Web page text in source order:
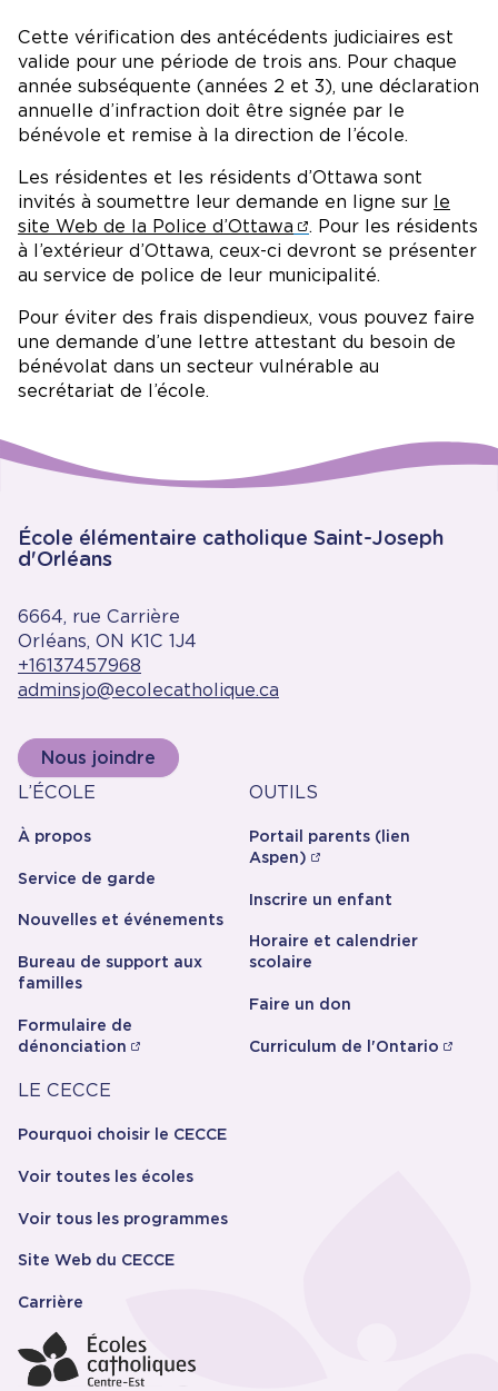
Cette vérification des antécédents judiciaires est
valide pour une période de trois ans. Pour chaque
année subséquente (années 2 et 3), une déclaration
annuelle d’infraction doit être signée par le
bénévole et remise à la direction de l’école.
Les résidentes et les résidents d’Ottawa sont
invités à soumettre leur demande en ligne sur le
site Web de la Police d’Ottawa
. Pour les résidents
à l’extérieur d’Ottawa, ceux-ci devront se présenter
au service de police de leur municipalité.
Pour éviter des frais dispendieux, vous pouvez faire
une demande d’une lettre attestant du besoin de
bénévolat dans un secteur vulnérable au
secrétariat de l’école.
École élémentaire catholique Saint-Joseph
d'Orléans
6664, rue Carrière
Orléans, ON K1C 1J4
+16137457968
adminsjo@ecolecatholique.ca
Nous joindre
À
propos
L’ÉCOLE
À propos
Service de garde
Nouvelles et événements
Bureau de support aux
familles
Formulaire de
dénonciation
Outils
OUTILS
Portail parents (lien
Aspen)
Inscrire un enfant
Horaire et calendrier
scolaire
Faire un don
Curriculum de l'Ontario
Carrière
LE CECCE
Pourquoi choisir le CECCE
Voir toutes les écoles
Voir tous les programmes
Site Web du CECCE
Carrière